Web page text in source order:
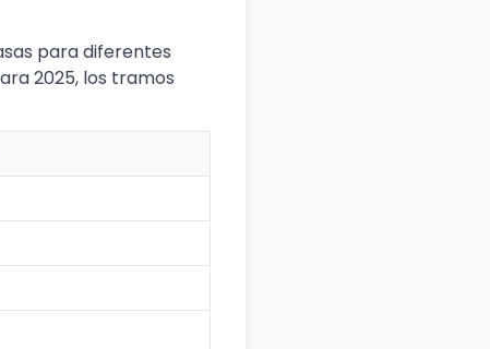
para diferentes
2025, los tramos